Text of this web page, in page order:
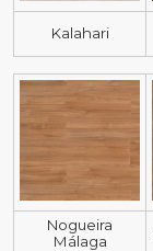
Kalahari
Nogueira
Málaga